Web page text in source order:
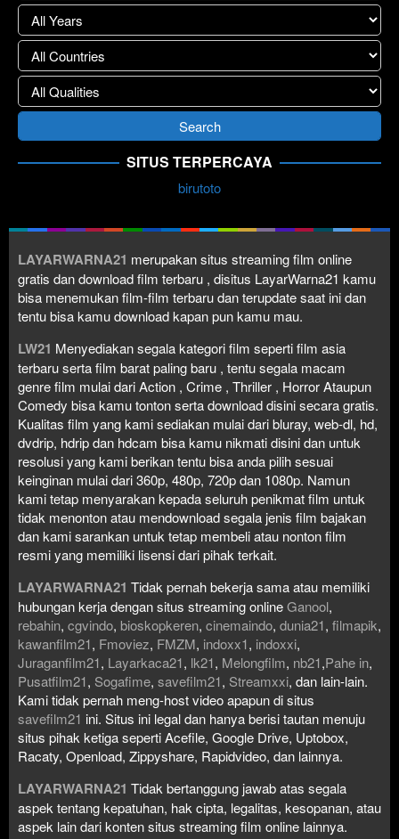
SITUS TERPERCAYA
birutoto
LAYARWARNA21 merupakan situs streaming film online
gratis dan download film terbaru , disitus LayarWarna21 kamu
bisa menemukan film-film terbaru dan terupdate saat ini dan
tentu bisa kamu download kapan pun kamu mau.
LW21 Menyediakan segala kategori film seperti film asia
terbaru serta film barat paling baru , tentu segala macam
genre film mulai dari Action , Crime , Thriller , Horror Ataupun
Comedy bisa kamu tonton serta download disini secara gratis.
Kualitas film yang kami sediakan mulai dari bluray, web-dl, hd,
dvdrip, hdrip dan hdcam bisa kamu nikmati disini dan untuk
resolusi yang kami berikan tentu bisa anda pilih sesuai
keinginan mulai dari 360p, 480p, 720p dan 1080p. Namun
kami tetap menyarakan kepada seluruh penikmat film untuk
tidak menonton atau mendownload segala jenis film bajakan
dan kami sarankan untuk tetap membeli atau nonton film
resmi yang memiliki lisensi dari pihak terkait.
LAYARWARNA21 Tidak pernah bekerja sama atau memiliki
hubungan kerja dengan situs streaming onlineGanool,
rebahin, cgvindo, bioskopkeren, cinemaindo, dunia21, filmapik,
kawanfilm21, Fmoviez, FMZM, indoxx1, indoxxi,
Juraganfilm21, Layarkaca21, lk21, Melongfilm, nb21,Pahe in,
Pusatfilm21, Sogafime, savefilm21, Streamxxi, dan lain-lain.
Kami tidak pernah meng-host video apapun di situs
savefilm21 ini. Situs ini legal dan hanya berisi tautan menuju
situs pihak ketiga seperti Acefile, Google Drive, Uptobox,
Racaty, Openload, Zippyshare, Rapidvideo, dan lainnya.
LAYARWARNA21 Tidak bertanggung jawab atas segala
aspek tentang kepatuhan, hak cipta, legalitas, kesopanan, atau
aspek lain dari konten situs streaming film online lainnya.